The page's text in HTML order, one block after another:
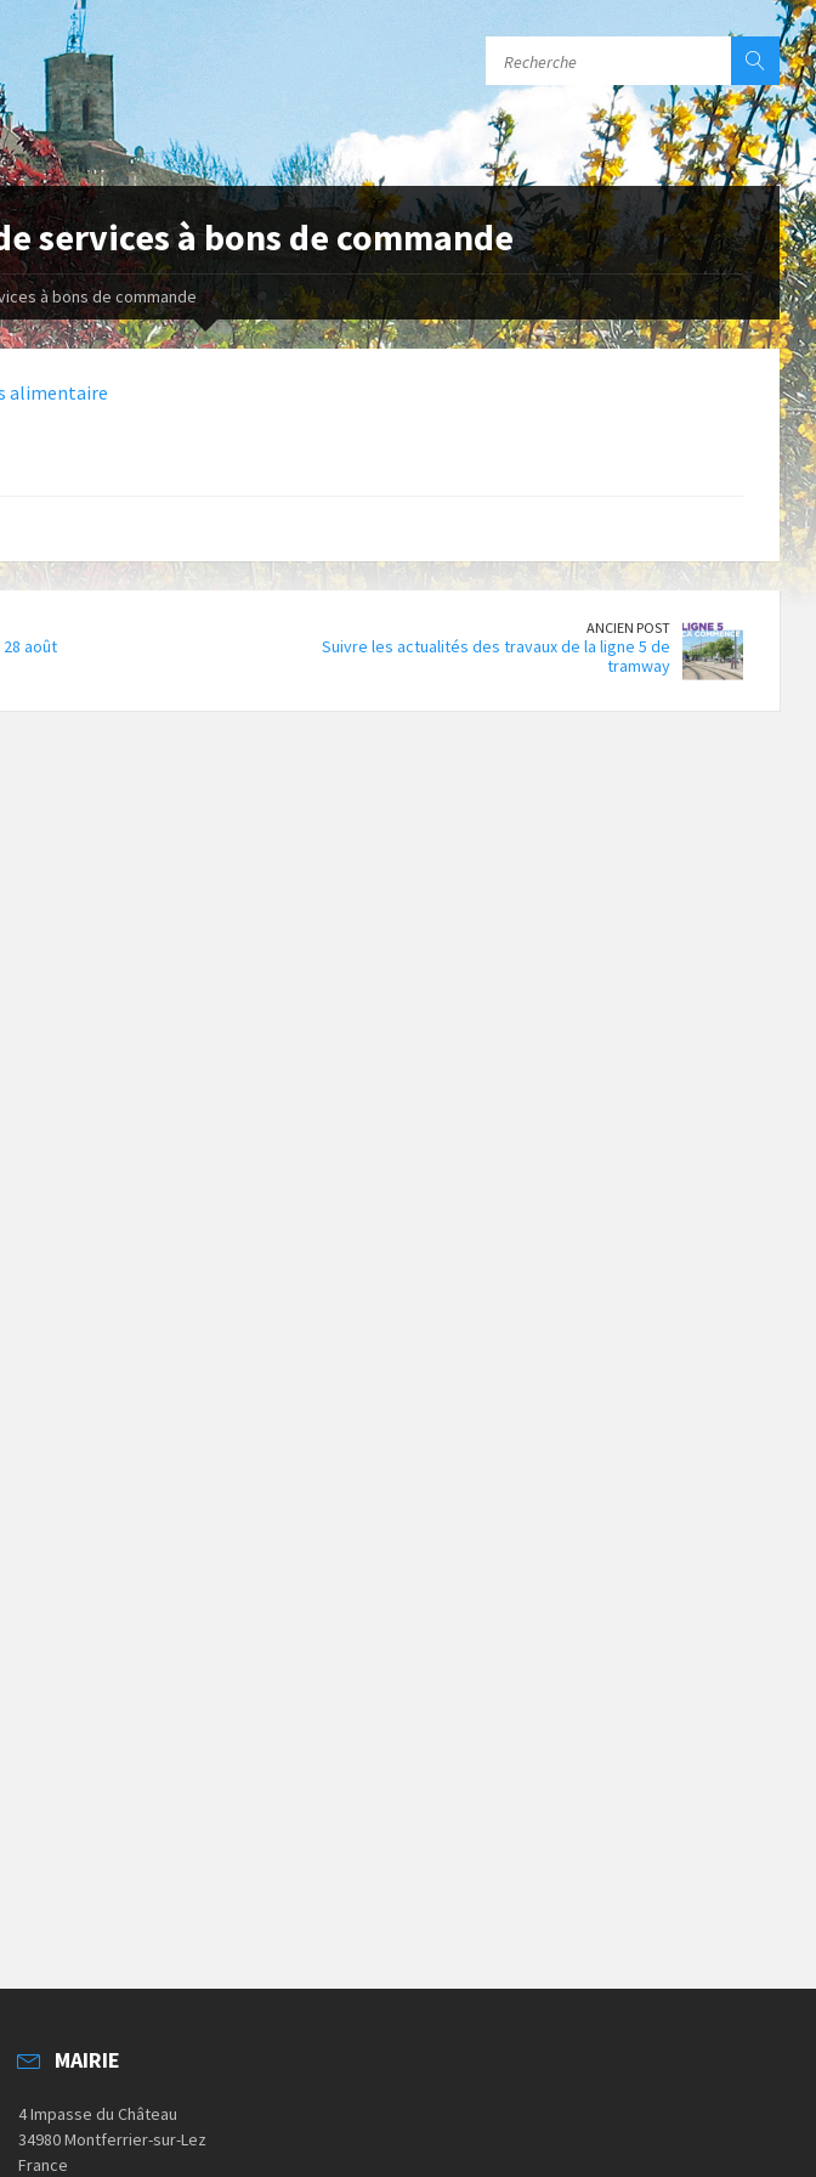
services à bons de commande
à bons de commande
alimentaire
août
ANCIEN POST
Suivre les actualités des travaux de la ligne 5 de
tramway
MAIRIE
4 Impasse du Château
34980 Montferrier-sur-Lez
France